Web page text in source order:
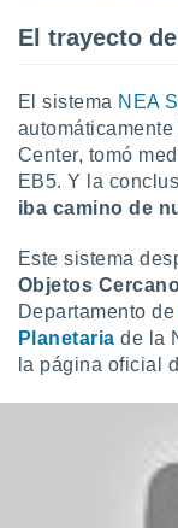
mediante
publicidad
de
1199
El trayecto
El sistema NEA
Center, tomó
EB5. Y la
iba camino de
Este sistema
Objetos
Departamento de
Planetaria de la
la página oficial